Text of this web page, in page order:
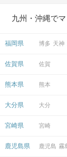
開催場所
九州・沖縄で
福岡県 博多 天神
佐賀県 佐賀
熊本県 熊本
大分県 大分
宮崎県 宮崎
鹿児島県 鹿児島 霧